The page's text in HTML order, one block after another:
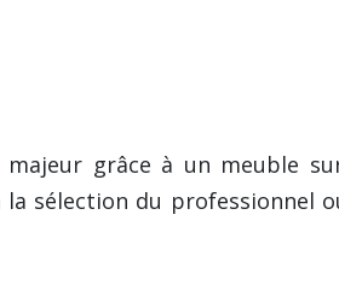
grâce à un meuble
sélection du professionnel